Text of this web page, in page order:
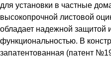
для установки в частные
высокопрочной листовой
обладает надежной защитой
функциональностью. В
запатентованная (патент